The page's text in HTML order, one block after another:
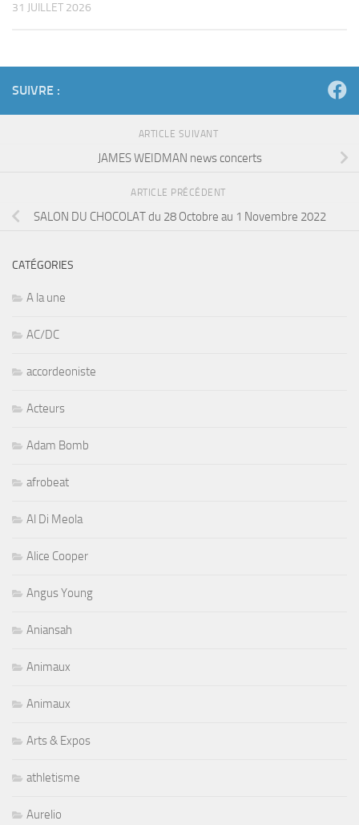
31 JUILLET 2026
SUIVRE :
ARTICLE SUIVANT
JAMES WEIDMAN news concerts
ARTICLE PRÉCÉDENT
SALON DU CHOCOLAT du 28 Octobre au 1 Novembre 2022
CATÉGORIES
A la une
AC/DC
accordeoniste
Acteurs
Adam Bomb
afrobeat
Al Di Meola
Alice Cooper
Angus Young
Aniansah
Animaux
Animaux
Arts & Expos
athletisme
Aurelio